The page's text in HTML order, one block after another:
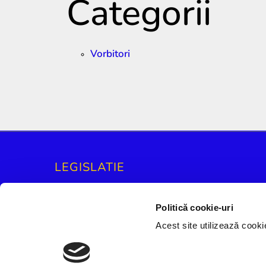
Politică cookie-uri
Acest site utilizează
Categorii
Vorbitori
LEGISLATIE
Politica de confidentialitate
Platforma SOL